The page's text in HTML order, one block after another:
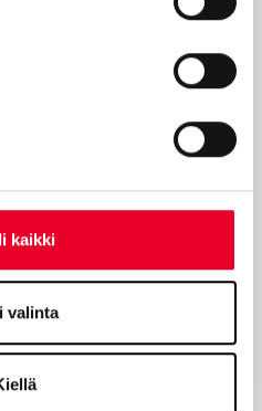
kaikki
valinta